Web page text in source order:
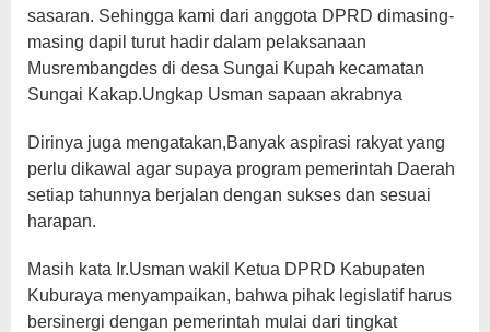
sasaran. Sehingga kami dari anggota DPRD dimasing-
masing dapil turut hadir dalam pelaksanaan
Musrembangdes di desa Sungai Kupah kecamatan
Sungai Kakap.Ungkap Usman sapaan akrabnya
Dirinya juga mengatakan,Banyak aspirasi rakyat yang
perlu dikawal agar supaya program pemerintah Daerah
setiap tahunnya berjalan dengan sukses dan sesuai
harapan.
Masih kata Ir.Usman wakil Ketua DPRD Kabupaten
Kuburaya menyampaikan, bahwa pihak legislatif harus
bersinergi dengan pemerintah mulai dari tingkat